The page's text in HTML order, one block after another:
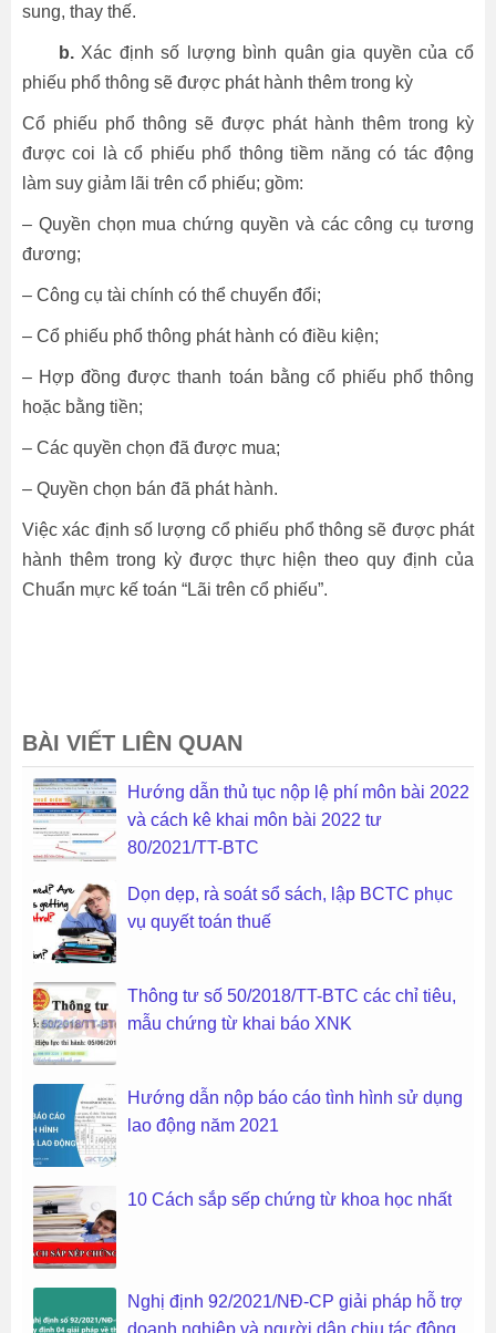
sung, thay thế.
b.Xác định số lượng bình quân gia quyền của cổ
phiếu phổ thông sẽ được phát hành thêm trong kỳ
Cổ phiếu phổ thông sẽ được phát hành thêm trong kỳ
được coi là cổ phiếu phổ thông tiềm năng có tác động
làm suy giảm lãi trên cổ phiếu; gồm:
– Quyền chọn mua chứng quyền và các công cụ tương
đương;
– Công cụ tài chính có thể chuyển đổi;
– Cổ phiếu phổ thông phát hành có điều kiện;
– Hợp đồng được thanh toán bằng cổ phiếu phổ thông
hoặc bằng tiền;
– Các quyền chọn đã được mua;
– Quyền chọn bán đã phát hành.
Việc xác định số lượng cổ phiếu phổ thông sẽ được phát
hành thêm trong kỳ được thực hiện theo quy định của
Chuẩn mực kế toán “Lãi trên cổ phiếu”.
BÀI VIẾT LIÊN QUAN
Hướng dẫn thủ tục nộp lệ phí môn bài 2022
và cách kê khai môn bài 2022 tư
80/2021/TT-BTC
Dọn dẹp, rà soát sổ sách, lập BCTC phục
vụ quyết toán thuế
Thông tư số 50/2018/TT-BTC các chỉ tiêu,
mẫu chứng từ khai báo XNK
Hướng dẫn nộp báo cáo tình hình sử dụng
lao động năm 2021
10 Cách sắp sếp chứng từ khoa học nhất
Nghị định 92/2021/NĐ-CP giải pháp hỗ trợ
doanh nghiệp và người dân chịu tác động